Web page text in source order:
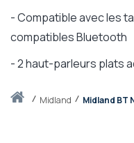
Accueilmidland Midland BT
- Compatible avec les
compatibles Bluetooth
- 2 haut-parleurs plats